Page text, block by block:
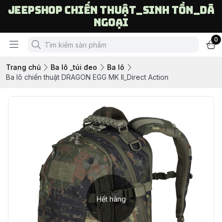
Jeepshop chiến thuật_sinh tồn_dã
ngoại
0
Trang chủ Ba lô _túi đeo
Ba lô
Ba lô chiến thuật DRAGON EGG MK II_Direct Action
Hết hàng